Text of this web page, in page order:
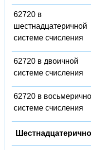
62720 в
шестнадцатеричной
системе счисления
62720 в двоичной
системе счисления
62720 в
системе счисления